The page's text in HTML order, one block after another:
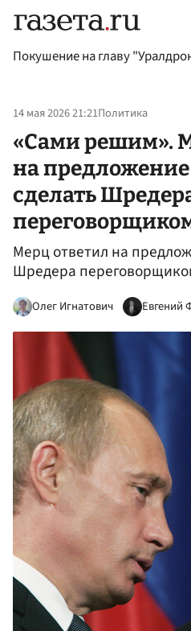
Покушение на главу
14 мая 2026 21:21Политика
«Сами решим».
на
сделать
Мерц ответил на
Шредера
Олег Игнатович Евгений